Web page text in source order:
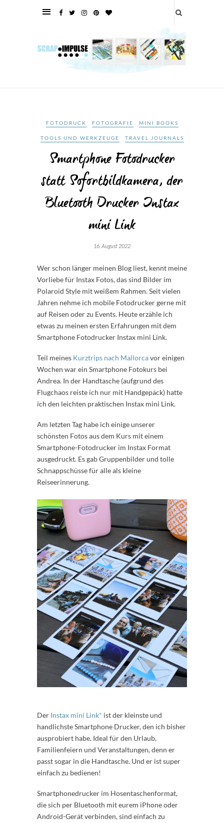
FOTODRUCK FOTOGRAFIE MINI BOOKS
TOOLS UND WERKZEUGE TRAVEL JOURNALS
Smartphone Fotodrucker
statt Sofortbildkamera, der
Bluetooth Drucker Instax
mini Link
16. August 2022
Wer schon länger meinen Blog liest, kennt meine
Vorliebe für Instax Fotos, das sind Bilder im
Polaroid Style mit weißem Rahmen. Seit vielen
Jahren nehme ich mobile Fotodrucker gerne mit
auf Reisen oder zu Events. Heute erzähle ich
etwas zu meinen ersten Erfahrungen mit dem
Smartphone Fotodrucker Instax mini Link.
Teil meines Kurztrips nach Mallorcavor einigen
Wochen war ein Smartphone Fotokurs bei
Andrea. In der Handtasche (aufgrund des
Flugchaos reiste ich nur mit Handgepäck) hatte
ich den leichten praktischen Instax mini Link.
Am letzten Tag habe ich einige unserer
schönsten Fotos aus dem Kurs mit einem
Smartphone-Fotodrucker im Instax Format
ausgedruckt. Es gab Gruppenbilder und tolle
Schnappschüsse für alle als kleine
Reiseerinnerung.
Der Instax mini Link* ist der kleinste und
handlichste Smartphone Drucker, den ich bisher
ausprobiert habe. Ideal für den Urlaub,
Familienfeiern und Veranstaltungen, denn er
passt sogar in die Handtasche. Und er ist super
einfach zu bedienen!
Smartphonedrucker im Hosentaschenformat,
die sich per Bluetooth mit eurem iPhone oder
Android-Gerät verbinden, sind einfach zu